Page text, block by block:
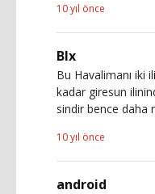
10 yıl önce
Blx
Bu Havalimanı iki
kadar giresun
sindir bence daha
10 yıl önce
android